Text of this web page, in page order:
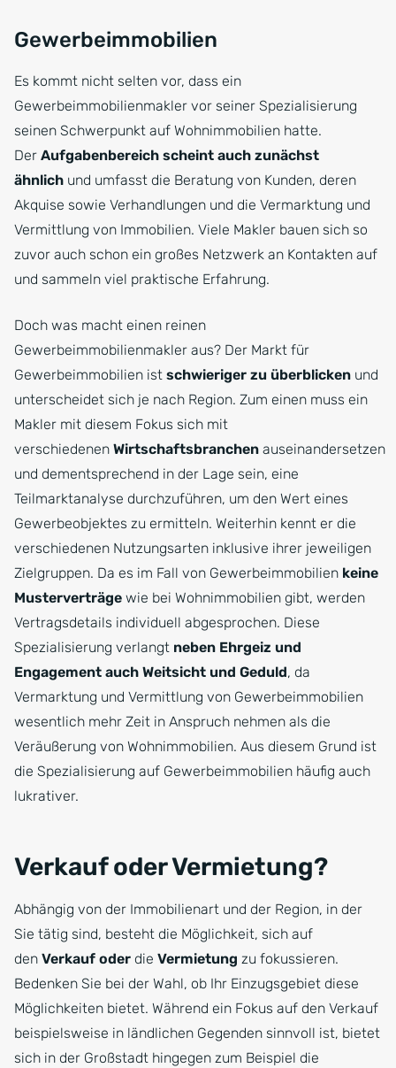
Gewerbeimmobilien
Es kommt nicht selten vor, dass ein
Gewerbeimmobilienmakler vor seiner Spezialisierung
seinen Schwerpunkt auf Wohnimmobilien hatte.
Der Aufgabenbereich scheint auch zunächst
ähnlich und umfasst die Beratung von Kunden, deren
Akquise sowie Verhandlungen und die Vermarktung und
Vermittlung von Immobilien. Viele Makler bauen sich so
zuvor auch schon ein großes Netzwerk an Kontakten auf
und sammeln viel praktische Erfahrung.
Doch was macht einen reinen
Gewerbeimmobilienmakler aus? Der Markt für
Gewerbeimmobilien ist schwieriger zu überblicken und
unterscheidet sich je nach Region. Zum einen muss ein
Makler mit diesem Fokus sich mit
verschiedenen Wirtschaftsbranchen auseinandersetzen
und dementsprechend in der Lage sein, eine
Teilmarktanalyse durchzuführen, um den Wert eines
Gewerbeobjektes zu ermitteln. Weiterhin kennt er die
verschiedenen Nutzungsarten inklusive ihrer jeweiligen
Zielgruppen. Da es im Fall von Gewerbeimmobilien keine
Musterverträge wie bei Wohnimmobilien gibt, werden
Vertragsdetails individuell abgesprochen. Diese
Spezialisierung verlangt neben Ehrgeiz und
Engagement auch Weitsicht und Geduld, da
Vermarktung und Vermittlung von Gewerbeimmobilien
wesentlich mehr Zeit in Anspruch nehmen als die
Veräußerung von Wohnimmobilien. Aus diesem Grund ist
die Spezialisierung auf Gewerbeimmobilien häufig auch
lukrativer.
Verkauf oder Vermietung?
Abhängig von der Immobilienart und der Region, in der
Sie tätig sind, besteht die Möglichkeit, sich auf
den Verkauf oder die Vermietung zu fokussieren.
Bedenken Sie bei der Wahl, ob Ihr Einzugsgebiet diese
Möglichkeiten bietet. Während ein Fokus auf den Verkauf
beispielsweise in ländlichen Gegenden sinnvoll ist, bietet
sich in der Großstadt hingegen zum Beispiel die